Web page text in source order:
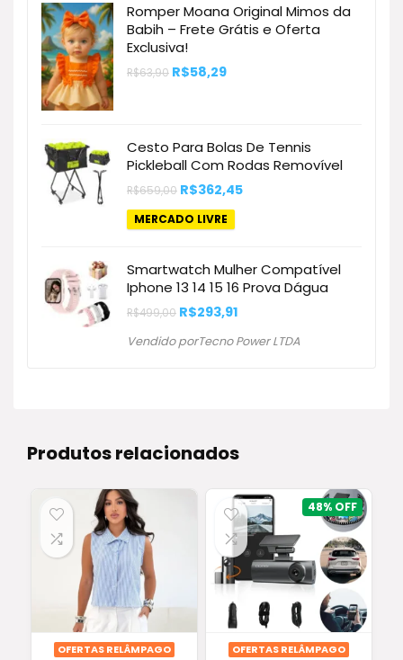
Romper Moana Original Mimos da
Babih – Frete Grátis e Oferta
Exclusiva!
R$63,90 O
preço
R$58,29O
Cesto Para Bolas De Tennis
Pickleball Com Rodas Removível
R$659,00 O
original
era:
R$362,45O
MERCADO LIVRE
Smartwatch Mulher Compatível
Iphone 13 14 15 16 Prova Dágua
R$499,00 O
original
era:
R$293,91
atual
é:
Vendido porTecno Power LTDA
Produtos relacionados
OFERTAS RELÂMPAGO
48%
OFERTAS RELÂMPAGO